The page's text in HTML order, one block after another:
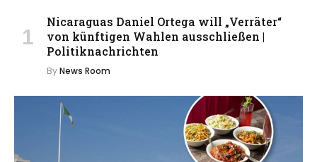
Nicaraguas Daniel Ortega will „Verräter“
von künftigen Wahlen ausschließen |
Politiknachrichten
ByNews Room